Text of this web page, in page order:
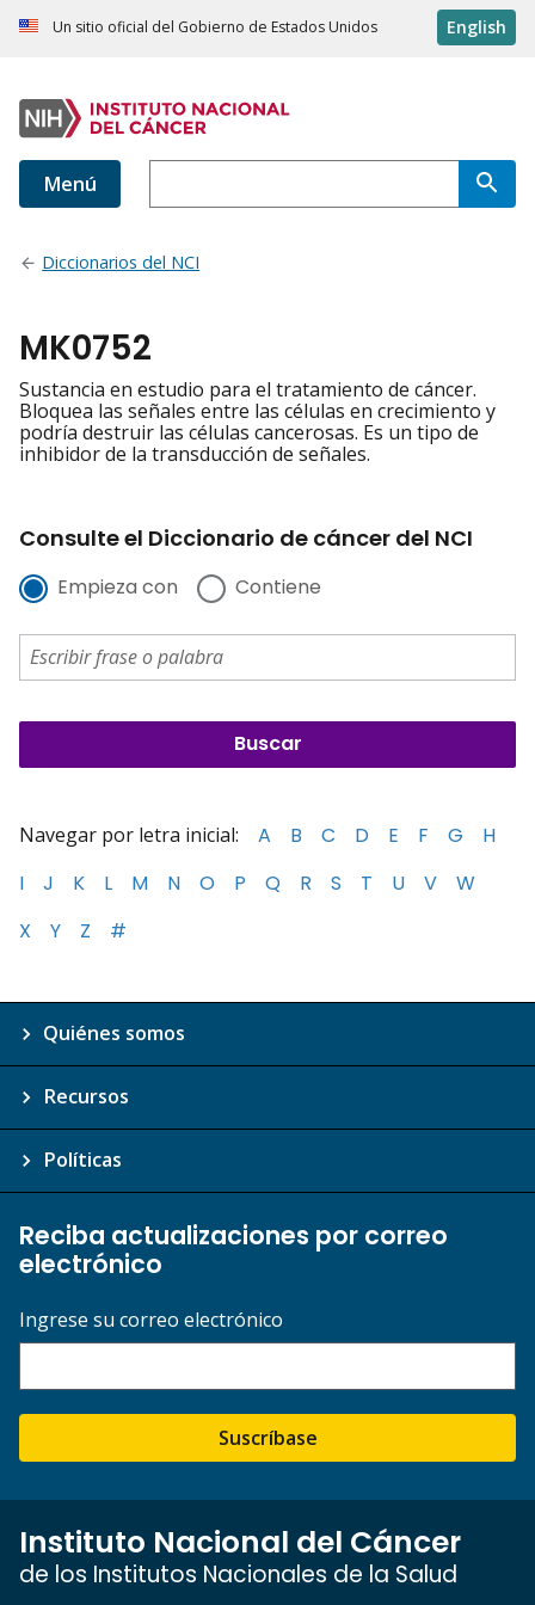
Un sitio oficial del Gobierno de Estados Unidos English
Menú
Diccionarios del NCI
MK0752
Sustancia en estudio para el tratamiento de cáncer.
Bloquea las señales entre las células en crecimiento y
podría destruir las células cancerosas. Es un tipo de
inhibidor de la transducción de señales.
Consulte el Diccionario de cáncer del NCI
Empieza con Contiene
Navegar por letra inicial: A B C D E F G
H
I
J K L M N O P Q R S T U V
W
X
Y Z #
Quiénes somos
Recursos
Políticas
Reciba actualizaciones por correo
electrónico
Ingrese su correo electrónico
Suscríbase
Instituto Nacional del Cáncer
de los Institutos Nacionales de la Salud